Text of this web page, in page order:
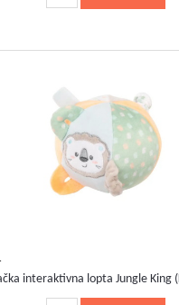
interaktivna lopta Jungle King